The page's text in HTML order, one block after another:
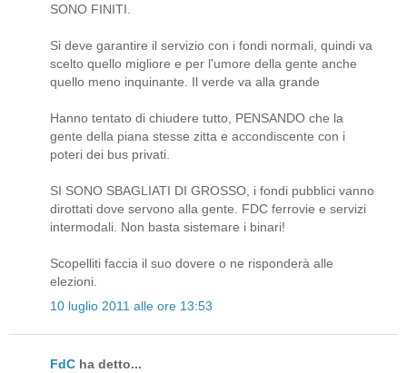
SONO FINITI.
Si deve garantire il servizio con i fondi normali, quindi va
scelto quello migliore e per l'umore della gente anche
quello meno inquinante. Il verde va alla grande
Hanno tentato di chiudere tutto, PENSANDO che la
gente della piana stesse zitta e accondiscente con i
poteri dei bus privati.
SI SONO SBAGLIATI DI GROSSO, i fondi pubblici vanno
dirottati dove servono alla gente. FDC ferrovie e servizi
intermodali. Non basta sistemare i binari!
Scopelliti faccia il suo dovere o ne risponderà alle
elezioni.
10 luglio 2011 alle ore 13:53
FdC ha detto...